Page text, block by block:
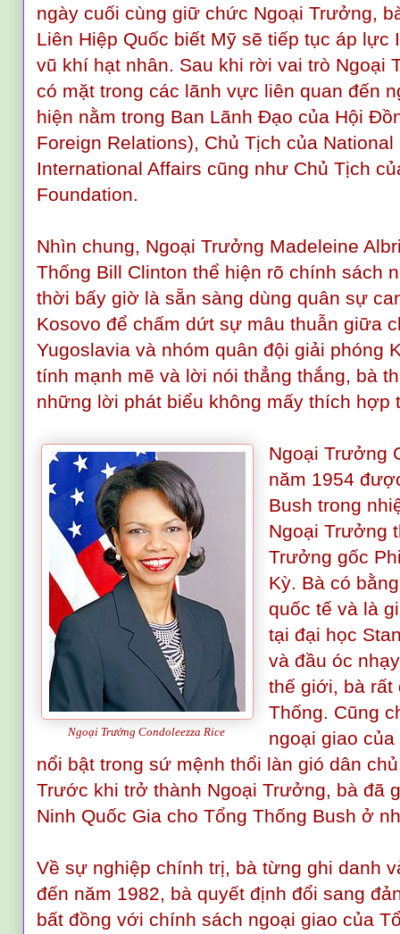
ngày cuối cùng giữ chức Ngoại Trưởng,
Liên Hiệp Quốc biết Mỹ sẽ tiếp tục áp lực
vũ khí hạt nhân. Sau khi rời vai trò Ngoại
có mặt trong các lãnh vực liên quan đến
hiện nằm trong Ban Lãnh Đạo của Hội
Foreign Relations), Chủ Tịch của
International Affairs cũng như Chủ Tịch
Foundation.
Nhìn chung, Ngoại Trưởng Madeleine
Thống Bill Clinton thể hiện rõ chính sách
thời bấy giờ là sẵn sàng dùng quân sự
Kosovo để chấm dứt sự mâu thuẫn giữa
Yugoslavia và nhóm quân đội giải phóng
tính mạnh mẽ và lời nói thẳng thắng, bà
những lời phát biểu không mấy thích hợp
Ngoại Trưởng Condoleezza Rice
Ngoại Trưởng
năm 1954
Bush trong
Ngoại Trưởng
Trưởng gốc
Kỳ. Bà có
quốc tế và là
tại đại học
và đầu óc
thế giới, bà rất
Thống. Cũng
ngoại giao
nổi bật trong sứ mệnh thổi làn gió dân
Trước khi trở thành Ngoại Trưởng, bà đã
Ninh Quốc Gia cho Tổng Thống Bush ở
Về sự nghiệp chính trị, bà từng ghi danh
đến năm 1982, bà quyết định đổi sang
bất đồng với chính sách ngoại giao của